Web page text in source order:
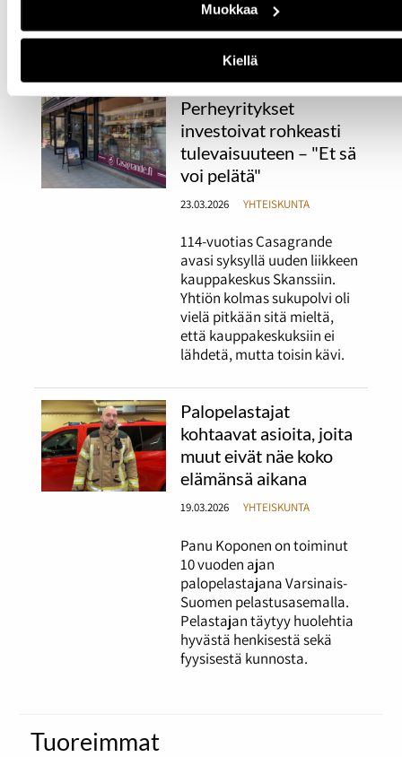
Muokkaa
Kiellä
tuntia. Sääolosuhteet ovat
iso stressitekijä Honkasalon
työssä.
Perheyritykset
investoivat rohkeasti
tulevaisuuteen – "Et sä
voi pelätä"
23.03.2026 YHTEISKUNTA
114-vuotias Casagrande
avasi syksyllä uuden liikkeen
kauppakeskus Skanssiin.
Yhtiön kolmas sukupolvi oli
vielä pitkään sitä mieltä,
että kauppakeskuksiin ei
lähdetä, mutta toisin kävi.
Palopelastajat
kohtaavat asioita, joita
muut eivät näe koko
elämänsä aikana
19.03.2026 YHTEISKUNTA
Panu Koponen on toiminut
10 vuoden ajan
palopelastajana Varsinais-
Suomen pelastusasemalla.
Pelastajan täytyy huolehtia
hyvästä henkisestä sekä
fyysisestä kunnosta.
Tuoreimmat